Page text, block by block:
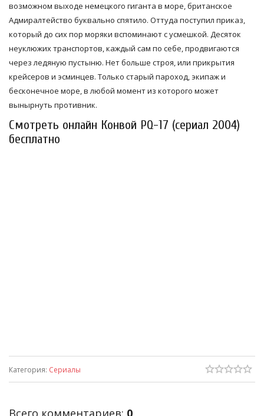
возможном выходе немецкого гиганта в море, британское
Адмиралтейство буквально спятило. Оттуда поступил приказ,
который до сих пор моряки вспоминают с усмешкой. Десяток
неуклюжих транспортов, каждый сам по себе, продвигаются
через ледяную пустыню. Нет больше строя, или прикрытия
крейсеров и эсминцев. Только старый пароход, экипаж и
бесконечное море, в любой момент из которого может
вынырнуть противник.
Смотреть онлайн Конвой PQ-17 (сериал 2004)
бесплатно
Категория: Сериалы
Всего комментариев: 0